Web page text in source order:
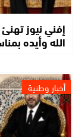
إفني نيوز
الله وأيده
أخبار وطنية